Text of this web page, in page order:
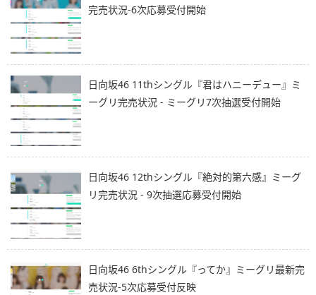
完売状況-6次応募受付開始
日向坂46 11thシングル『君はハニーデュー』ミ
ーグリ完売状況 - ミーグリ7次抽選受付開始
日向坂46 12thシングル『絶対的第六感』ミーグ
リ完売状況 - 9次抽選応募受付開始
日向坂46 6thシングル『ってか』ミーグリ最新完
売状況-5次応募受付反映